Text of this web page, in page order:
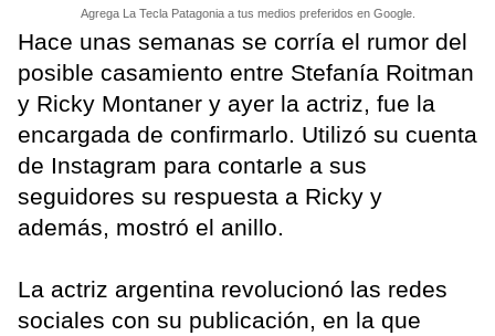
Agrega La Tecla Patagonia a tus medios preferidos en Google.
Hace unas semanas se corría el rumor del
posible casamiento entre Stefanía Roitman
y Ricky Montaner y ayer la actriz, fue la
encargada de confirmarlo. Utilizó su cuenta
de Instagram para contarle a sus
seguidores su respuesta a Ricky y
además, mostró el anillo.
La actriz argentina revolucionó las redes
sociales con su publicación, en la que